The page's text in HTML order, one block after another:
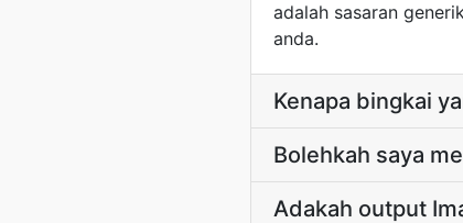
adalah sasaran
anda.
Kenapa bingkai
Bolehkah saya
Adakah output